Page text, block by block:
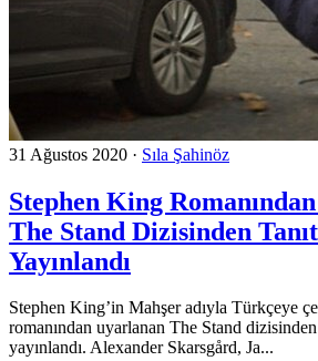
31 Ağustos 2020 · Sıla Şahinöz
Stephen King
The Stand Dizisinden
Yayınlandı
Stephen King’in Mahşer adıyla Türkçeye
romanından uyarlanan The Stand dizisinden
yayınlandı. Alexander Skarsgård, Ja...